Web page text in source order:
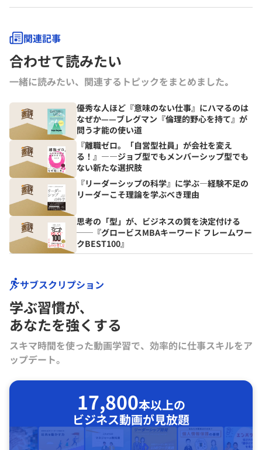
関連記事
合わせて読みたい
一緒に読みたい、関連するトピックをまとめました｡
優秀な人ほど『意味のない仕事』にハマるのは
なぜか——ブレグマン『倫理的野心を持て』が
問う才能の使い道
『離職ゼロ。「自営型社員」が会社を変え
る！』――ジョブ型でもメンバーシップ型でも
ない新たな選択肢
『リーダーシップの科学』に学ぶ―経験不足の
リーダーこそ理論を学ぶべき理由
思考の「型」が、ビジネスの質を決定付ける
──『グロービスMBAキーワード フレームワー
クBEST100』
サブスクリプション
学ぶ習慣が､
あなたを強くする
スキマ時間を使った動画学習で、効率的に仕事スキルをア
ップデート。
17,800本以上の
ビジネス動画が見放題